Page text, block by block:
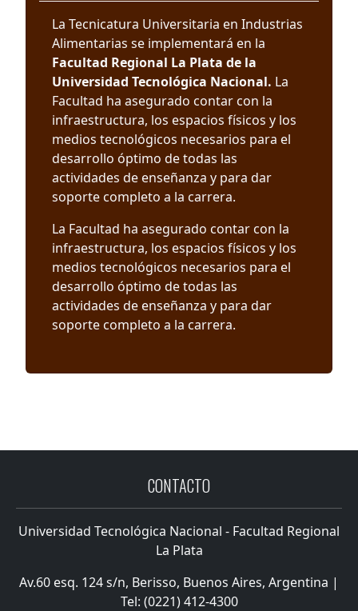
La Tecnicatura Universitaria en Industrias
Alimentarias se implementará en la
Facultad Regional La Plata de la
Universidad Tecnológica Nacional. La
Facultad ha asegurado contar con la
infraestructura, los espacios físicos y los
medios tecnológicos necesarios para el
desarrollo óptimo de todas las
actividades de enseñanza y para dar
soporte completo a la carrera.
La Facultad ha asegurado contar con la
infraestructura, los espacios físicos y los
medios tecnológicos necesarios para el
desarrollo óptimo de todas las
actividades de enseñanza y para dar
soporte completo a la carrera.
CONTACTO
Universidad Tecnológica Nacional - Facultad Regional
La Plata
Av.60 esq. 124 s/n, Berisso, Buenos Aires, Argentina |
Tel: (0221) 412-4300